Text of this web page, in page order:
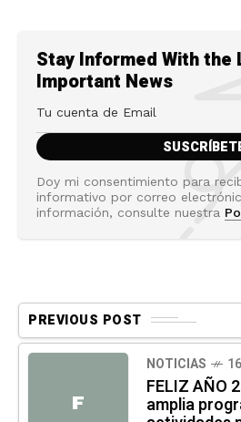
Stay Informed With
Important News
Doy mi consentimiento para
informativo por correo
información, consulte nuestra
PREVIOUS POST
F
NOTICIAS
FELIZ AÑO
amplia